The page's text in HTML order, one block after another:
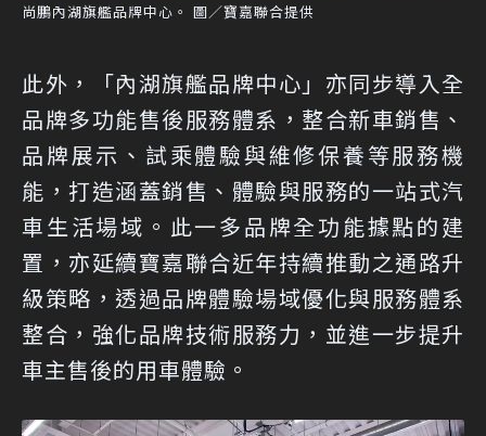
尚鵬內湖旗艦品牌中心。 圖／寶嘉聯合提供
此外，「內湖旗艦品牌中心」亦同步導入全
品牌多功能售後服務體系，整合新車銷售、
品牌展示、試乘體驗與維修保養等服務機
能，打造涵蓋銷售、體驗與服務的一站式汽
車生活場域。此一多品牌全功能據點的建
置，亦延續寶嘉聯合近年持續推動之通路升
級策略，透過品牌體驗場域優化與服務體系
整合，強化品牌技術服務力，並進一步提升
車主售後的用車體驗。